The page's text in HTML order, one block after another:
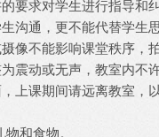
要求对学生进行指导和
沟通，更不能代替学生
像不能影响课堂秩序，
震动或无声，教室内不
上课期间请远离教室，
和食物。